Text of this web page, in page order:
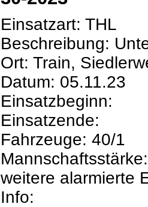
Einsatzart: THL
Beschreibung:
Ort: Train,
Datum: 05.11.23
Einsatzbeginn:
Einsatzende:
Fahrzeuge: 40/1
Mannschaftsstärke:
weitere alarmierte
Info: